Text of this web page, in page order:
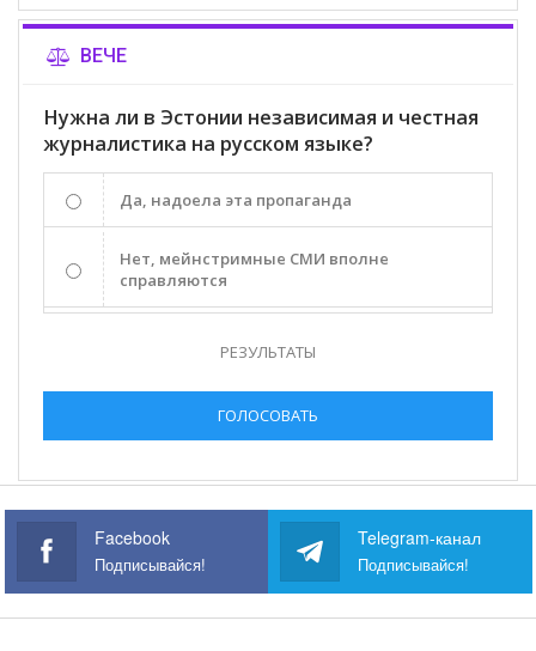
ВЕЧЕ
Нужна ли в Эстонии независимая и честная
журналистика на русском языке?
Да, надоела эта пропаганда
Нет, мейнстримные СМИ вполне
справляются
РЕЗУЛЬТАТЫ
ГОЛОСОВАТЬ
Facebook
Подписывайся!
Telegram-канал
Подписывайся!